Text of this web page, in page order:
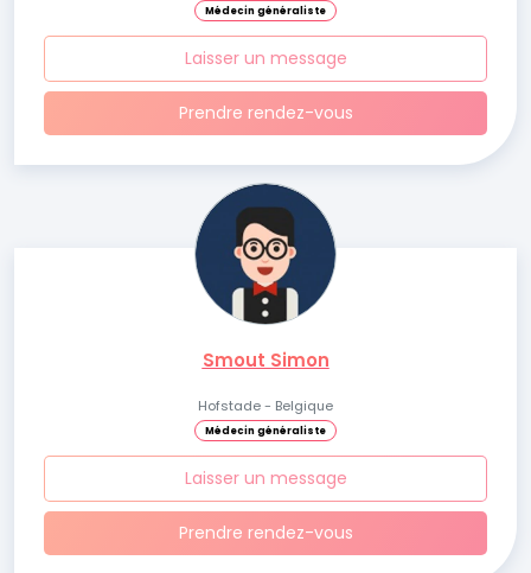
Médecin généraliste
Laisser un message
Prendre rendez-vous
Smout Simon
Hofstade - Belgique
Médecin généraliste
Laisser un message
Prendre rendez-vous